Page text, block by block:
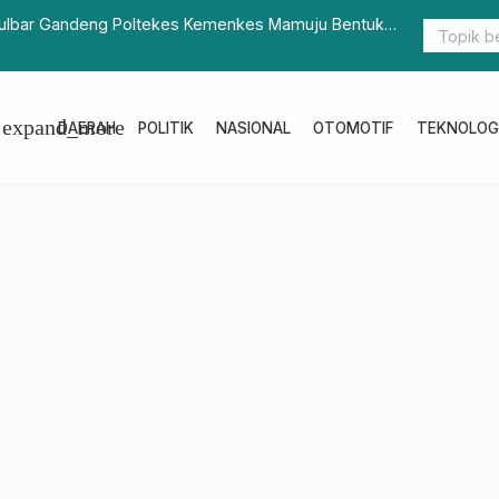
Surat Edaran Satgas Covid-19 No 22/2022 Mengenai Protokol
DAERAH
expand_more POLITIK NASIONAL OTOMOTIF